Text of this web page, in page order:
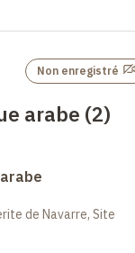
arabe (2)
Non enregistré
de Navarre, Site